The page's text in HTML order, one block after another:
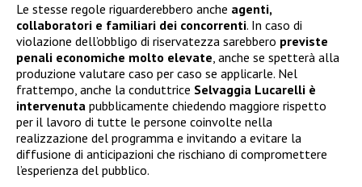
Le stesse regole riguarderebbero anche agenti,
collaboratori e familiari dei concorrenti. In caso di
violazione dell’obbligo di riservatezza sarebbero previste
penali economiche molto elevate, anche se spetterà alla
produzione valutare caso per caso se applicarle. Nel
frattempo, anche la conduttrice Selvaggia Lucarelli è
intervenuta pubblicamente chiedendo maggiore rispetto
per il lavoro di tutte le persone coinvolte nella
realizzazione del programma e invitando a evitare la
diffusione di anticipazioni che rischiano di compromettere
l’esperienza del pubblico.